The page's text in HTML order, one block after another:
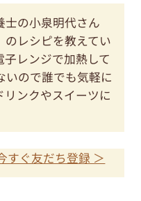
士の小泉明代さん
のレシピを教えてい
レンジで加熱して
ので誰でも気軽に
ンクやスイーツに
すぐ友だち登録 ＞